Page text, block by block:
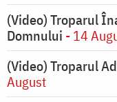
(Video) Troparul
Domnului - 14
(Video) Troparul
August